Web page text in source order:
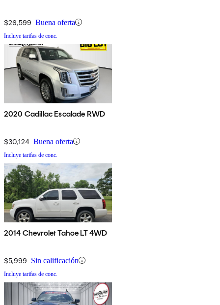
$26,599 Buena oferta
Incluye tarifas de conc.
2020 Cadillac Escalade RWD
$30,124 Buena oferta
Incluye tarifas de conc.
2014 Chevrolet Tahoe LT 4WD
$5,999 Sin calificación
Incluye tarifas de conc.